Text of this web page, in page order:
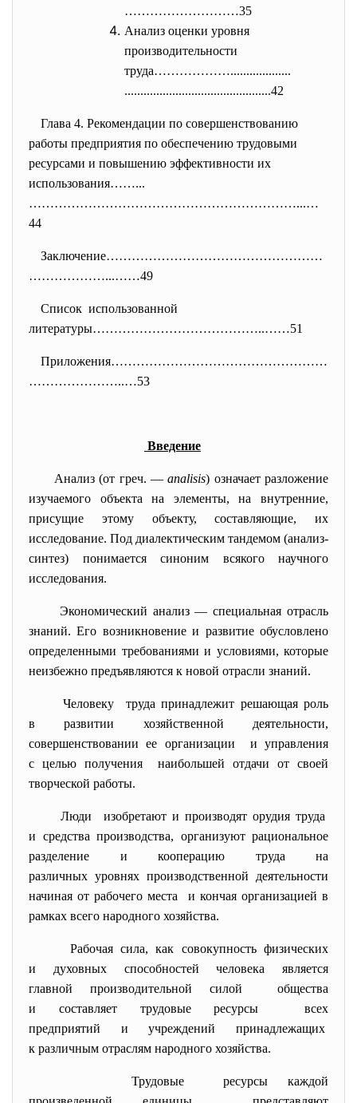
………………………35
Анализ оценки уровня
производительности
труда………………...................
..............................................42
Глава 4. Рекомендации по совершенствованию
работы предприятия по обеспечению трудовыми
ресурсами и повышению эффективности их
использования……...
………………………………………………………...…
44
Заключение……………………………………………
………………...……49
Список использованной
литературы…………………………………..……51
Приложения……………………………………………
…………………..…53
Введение
Анализ (от греч. —analisis) означает разложение
изучаемого объекта на элементы, на внутренние,
присущие этому объекту, составляющие, их
исследование. Под диалектическим тандемом (анализ-
синтез) понимается синоним всякого научного
исследования.
Экономический анализ — специальная отрасль
знаний. Его возникновение и развитие обусловлено
определенными требованиями и условиями, которые
неизбежно предъявляются к новой отрасли знаний.
Человеку труда принадлежит решающая роль
в развитии хозяйственной деятельности,
совершенствовании ее организации и управления
с целью получения наибольшей отдачи от своей
творческой работы.
Люди изобретают и производят орудия труда
и средства производства, организуют рациональное
разделение и кооперацию труда на
различных уровнях производственной деятельности
начиная от рабочего места и кончая организацией в
рамках всего народного хозяйства.
Рабочая сила, как совокупность физических
и духовных способностей человека является
главной производительной силой общества
и составляет трудовые ресурсы всех
предприятий и учреждений принадлежащих
к различным отраслям народного хозяйства.
Трудовые ресурсы каждой